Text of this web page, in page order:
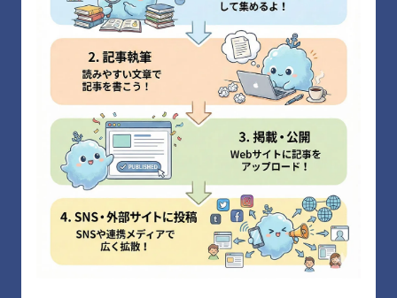
観光ガイド
ランキング
ブログ記事
サイトについて